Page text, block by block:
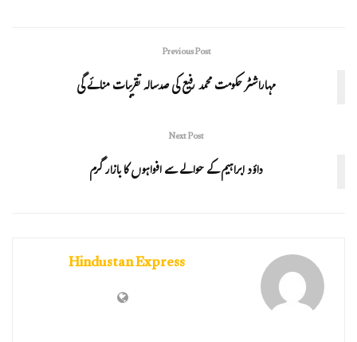
Previous Post
مہاراشٹر حکومت محمد رفیع کی صدسالہ تقریبات منائے گی
Next Post
داؤد ابراہیم کے حوالے سے افواہوں کا بازار گرم
Hindustan Express